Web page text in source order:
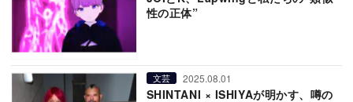
性の正体”
文芸 2025.08.01
SHINTANI × ISHIYAが明かす、噂の